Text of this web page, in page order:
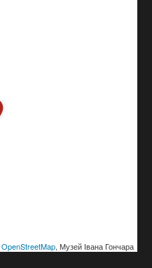
OpenStreetMap, Музей Івана Гончара